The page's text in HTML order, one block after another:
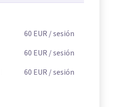
60 EUR / sesión
60 EUR / sesión
60 EUR / sesión